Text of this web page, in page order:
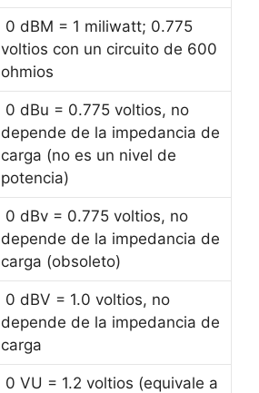
0 dBM = 1 miliwatt; 0.775
voltios con un circuito de 600
ohmios
0 dBu = 0.775 voltios, no
depende de la impedancia de
carga (no es un nivel de
potencia)
0 dBv = 0.775 voltios, no
depende de la impedancia de
carga (obsoleto)
0 dBV = 1.0 voltios, no
depende de la impedancia de
carga
0 VU = 1.2 voltios (equivale a